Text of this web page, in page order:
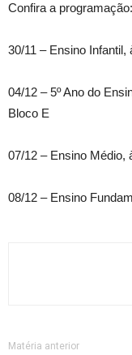
Confira a programação:
30/11 – Ensino
04/12 – 5º Ano do
Bloco E
07/12 – Ensino Médio,
08/12 – Ensino
Matéria anterior